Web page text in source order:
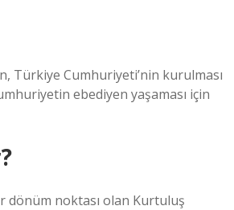
Türkiye Cumhuriyeti’nin kurulması
ebediyen yaşaması için
noktası olan Kurtuluş